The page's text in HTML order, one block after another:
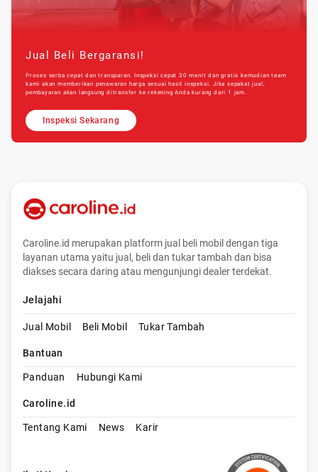
Jual Beli Bergaransi!
Proses serba cepat dan transparan. Inspeksi cepat 30 menit dan gratis kemudian team
kami akan memberikan penawaran harga sesuai hasil inspeksi. Jika sepakat jual,
pembayaran akan langsung ditransfer ke rekening Anda kurang dari 1 jam.
Inspeksi Sekarang
Caroline.id merupakan platform jual beli mobil dengan tiga
layanan utama yaitu jual, beli dan tukar tambah dan bisa
diakses secara daring atau mengunjungi dealer terdekat.
Jelajahi
Jual Mobil Beli Mobil Tukar Tambah
Bantuan
Panduan Hubungi Kami
Caroline.id
Tentang Kami News Karir